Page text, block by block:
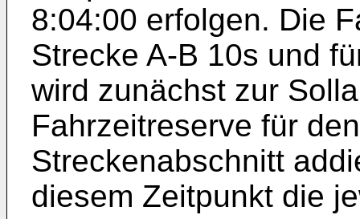
8:04:00 erfolgen. Die
Strecke A-B 10s und
wird zunächst zur
Fahrzeitreserve für
Streckenabschnitt
diesem Zeitpunkt die